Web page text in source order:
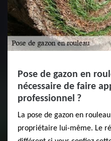
Pose de gazon en
nécessaire de faire
professionnel ?
La pose de gazon en
propriétaire lui-même. Le